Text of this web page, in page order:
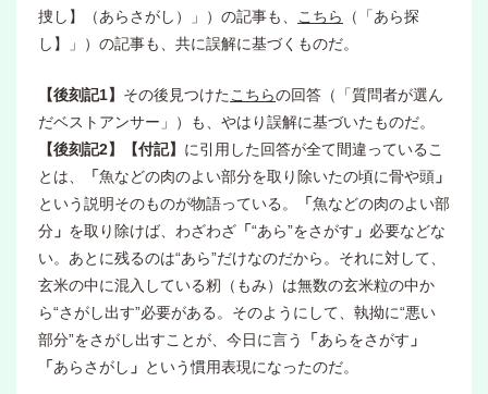
捜し】（あらさがし）」）の記事も、 こちら
（「あら探
し】」）の記事も、共に誤解に基づくものだ。
【後刻記1】 その後見つけたこちらの回答（「質問者が選ん
だベストアンサー」）も、やはり誤解に基づいたものだ。
【後刻記2】【付記】 に引用した回答が全て間違っているこ
とは、
「魚などの肉のよい部分を取り除いたの頃に骨や頭 」
という説明そのものが物語っている。
「魚などの肉のよい部
分 」 を取り除けば、わざわざ 「“あら”をさがす 」 必要などな
い。あとに残るのは“あら”だけなのだから。それに対して、
玄米の中に混入している籾（もみ）は無数の玄米粒の中か
ら“さがし出す”必要がある。そのようにして、執拗に“悪い
部分”をさがし出すことが、今日に言う
「あらをさがす 」
「あらさがし 」 という慣用表現になったのだ。